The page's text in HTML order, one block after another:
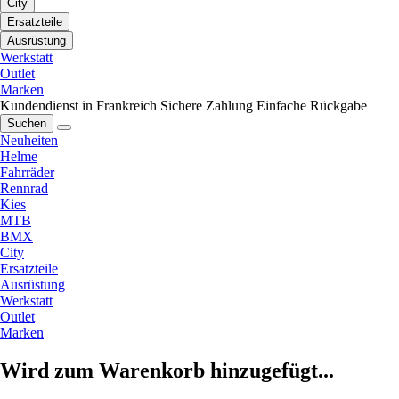
City
Ersatzteile
Ausrüstung
Werkstatt
Outlet
Marken
Kundendienst in Frankreich Sichere Zahlung Einfache Rückgabe
Suchen
Neuheiten
Helme
Fahrräder
Rennrad
Kies
MTB
BMX
City
Ersatzteile
Ausrüstung
Werkstatt
Outlet
Marken
Wird zum Warenkorb hinzugefügt...